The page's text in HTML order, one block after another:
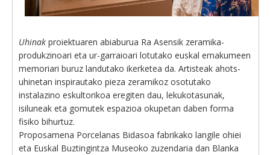
Uhinak proiektuaren abiaburua Ra Asensik zeramika-
produkzinoari eta ur-garraioari lotutako euskal emakumeen
memoriari buruz landutako ikerketea da. Artisteak ahots-
uhinetan inspirautako pieza zeramikoz osotutako
instalazino eskultorikoa eregiten dau, lekukotasunak,
isiluneak eta gomutek espazioa okupetan daben forma
fisiko bihurtuz.
Proposamena Porcelanas Bidasoa fabrikako langile ohiei
eta Euskal Buztingintza Museoko zuzendaria dan Blanka